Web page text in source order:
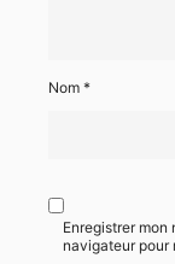
Nom *
Enregistrer mon
navigateur pour